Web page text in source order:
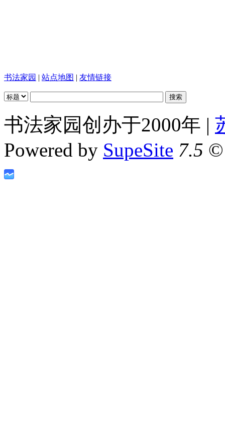
书法家园 | 站点地图 | 友情链接
书法家园创办于2000年 |
Powered by SupeSite 7.5 ©